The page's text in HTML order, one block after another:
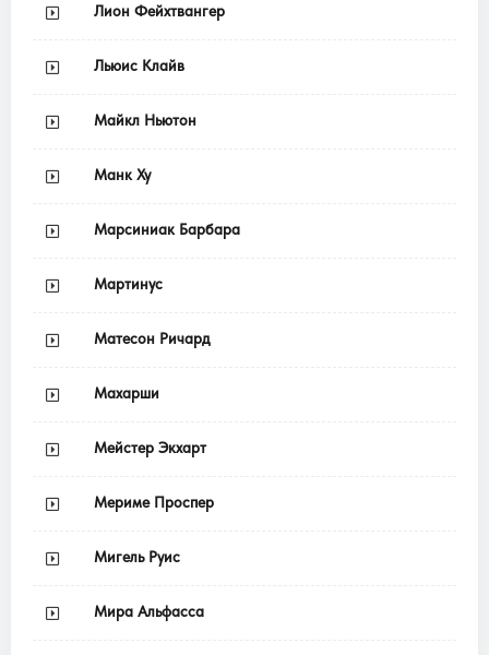
Лион Фейхтвангер
Льюис Клайв
Майкл Ньютон
Манк Ху
Марсиниак Барбара
Мартинус
Матесон Ричард
Махарши
Мейстер Экхарт
Мериме Проспер
Мигель Руис
Мира Альфасса